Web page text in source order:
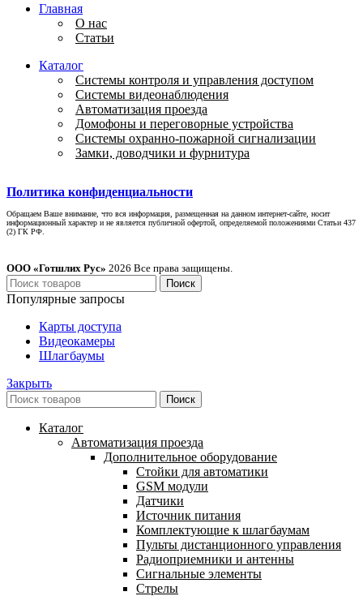
Главная
О нас
Статьи
Каталог
Системы контроля и управления доступом
Системы видеонаблюдения
Автоматизация проезда
Домофоны и переговорные устройства
Системы охранно-пожарной сигнализации
Замки, доводчики и фурнитура
Политика конфиденциальности
Обращаем Ваше внимание, что вся информация, размещенная на данном интернет-сайте, носит
информационный характер и не является публичной офертой, определяемой положениями Статьи 437
(2) ГК РФ.
ООО «Готшлих Рус» 2026 Все права защищены.
Поиск
Популярные запросы
Карты доступа
Видеокамеры
Шлагбаумы
Закрыть
Поиск
Каталог
Автоматизация проезда
Дополнительное оборудование
Cтойки для автоматики
GSM модули
Датчики
Источник питания
Комплектующие к шлагбаумам
Пульты дистанционного управления
Радиоприемники и антенны
Сигнальные элементы
Стрелы